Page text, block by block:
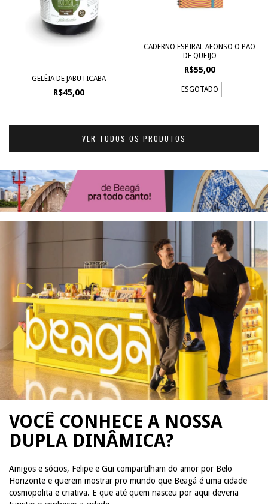
GELÉIA DE JABUTICABA
R$45,00
CADERNO ESPIRAL AFONSO O PÃO
DE QUEIJO
R$55,00
ESGOTADO
VER TODOS OS PRODUTOS
VOCÊ CONHECE A NOSSA
DUPLA DINÂMICA?
Amigos e sócios, Felipe e Gui compartilham do amor por Belo
Horizonte e querem mostrar pro mundo que Beagá é uma cidade
cosmopolita e criativa. E que até quem nasceu por aqui deveria